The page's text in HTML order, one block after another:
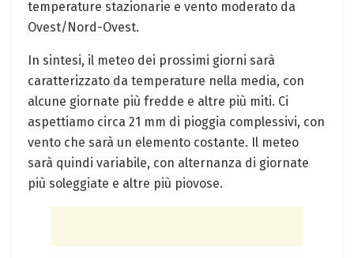
⁣temperature stazionarie e vento ​moderato⁤ da
Ovest/Nord-Ovest.
In sintesi, il meteo dei prossimi giorni sarà
caratterizzato da temperature⁢ nella media, con
alcune giornate più fredde e altre più miti. Ci
aspettiamo⁤ circa 21 mm di pioggia complessivi, con
vento che ⁤sarà un elemento costante. Il meteo
sarà quindi variabile,‍ con alternanza ⁢di giornate
più soleggiate e altre più piovose.